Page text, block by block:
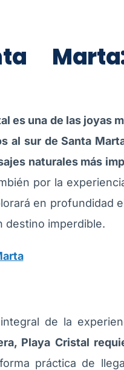
es una de las joyas
al sur de Santa
naturales más
por la
en profundidad
destino imperdible.
de la
Playa Cristal
práctica de